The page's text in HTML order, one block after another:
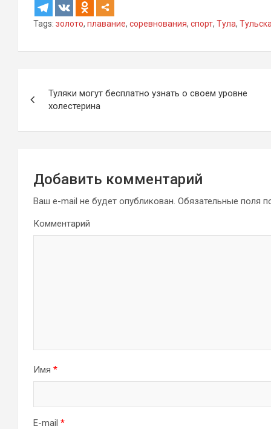
Tags: золото, плавание, соревнования, спорт, Тула,
по
записям
Туляки могут бесплатно узнать о своем уровне
холестерина
Добавить комментарий
Ваш e-mail не будет опубликован. Обязательные поля
Комментарий
Имя *
E-mail *